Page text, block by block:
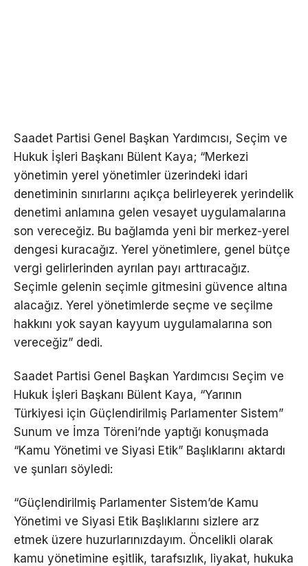
Saadet Partisi Genel Başkan Yardımcısı, Seçim ve
Hukuk İşleri Başkanı Bülent Kaya; “Merkezi
yönetimin yerel yönetimler üzerindeki idari
denetiminin sınırlarını açıkça belirleyerek yerindelik
denetimi anlamına gelen vesayet uygulamalarına
son vereceğiz. Bu bağlamda yeni bir merkez-yerel
dengesi kuracağız. Yerel yönetimlere, genel bütçe
vergi gelirlerinden ayrılan payı arttıracağız.
Seçimle gelenin seçimle gitmesini güvence altına
alacağız. Yerel yönetimlerde seçme ve seçilme
hakkını yok sayan kayyum uygulamalarına son
vereceğiz” dedi.
Saadet Partisi Genel Başkan Yardımcısı Seçim ve
Hukuk İşleri Başkanı Bülent Kaya, “Yarının
Türkiyesi için Güçlendirilmiş Parlamenter Sistem”
Sunum ve İmza Töreni’nde yaptığı konuşmada
“Kamu Yönetimi ve Siyasi Etik” Başlıklarını aktardı
ve şunları söyledi:
“Güçlendirilmiş Parlamenter Sistem’de Kamu
Yönetimi ve Siyasi Etik Başlıklarını sizlere arz
etmek üzere huzurlarınızdayım. Öncelikli olarak
kamu yönetimine eşitlik, tarafsızlık, liyakat, hukuka